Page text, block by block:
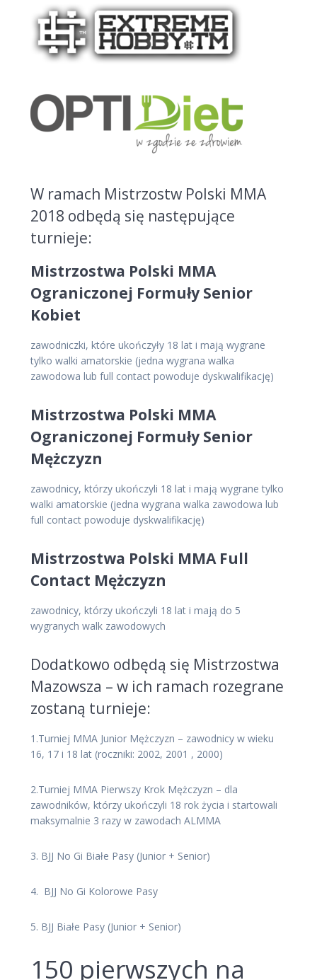
W ramach Mistrzostw Polski MMA
2018 odbędą się następujące
turnieje:
Mistrzostwa Polski MMA
Ograniczonej Formuły Senior
Kobiet
zawodniczki, które ukończyły 18 lat i mają wygrane
tylko walki amatorskie (jedna wygrana walka
zawodowa lub full contact powoduje dyskwalifikację)
Mistrzostwa Polski MMA
Ograniczonej Formuły Senior
Mężczyzn
zawodnicy, którzy ukończyli 18 lat i mają wygrane tylko
walki amatorskie (jedna wygrana walka zawodowa lub
full contact powoduje dyskwalifikację)
Mistrzostwa Polski MMA Full
Contact Mężczyzn
zawodnicy, którzy ukończyli 18 lat i mają do 5
wygranych walk zawodowych
Dodatkowo odbędą się Mistrzostwa
Mazowsza – w ich ramach rozegrane
zostaną turnieje:
1.Turniej MMA Junior Mężczyzn – zawodnicy w wieku
16, 17 i 18 lat (roczniki: 2002, 2001 , 2000)
2.Turniej MMA Pierwszy Krok Mężczyzn – dla
zawodników, którzy ukończyli 18 rok życia i startowali
maksymalnie 3 razy w zawodach ALMMA
3. BJJ No Gi Białe Pasy (Junior + Senior)
4. BJJ No Gi Kolorowe Pasy
5. BJJ Białe Pasy (Junior + Senior)
150 pierwszych na